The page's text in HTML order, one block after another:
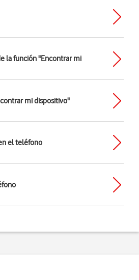
la función "Encontrar mi
mi dispositivo"
el teléfono